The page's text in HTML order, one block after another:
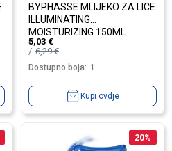
BYPHASSE MLIJEKO ZA LICE
ILLUMINATING
MOISTURIZING 150ML
5,03 €
6,29€
Dostupno boja: 1
Kupi ovdje
20%